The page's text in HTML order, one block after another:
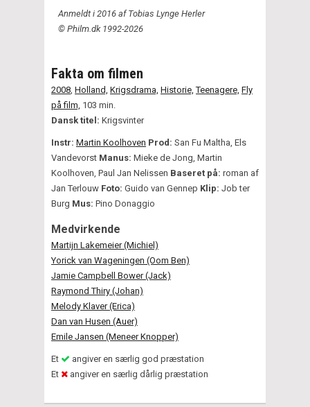
Anmeldt i 2016 af Tobias Lynge Herler
© Philm.dk 1992-2026
Fakta om filmen
2008 Holland, Krigsdrama, Historie, Teenagere, Fly
på film, 103 min.
Dansk titel: Krigsvinter
Instr: Martin Koolhoven Prod: San Fu Maltha, Els
Vandevorst Manus: Mieke de Jong, Martin
Koolhoven, Paul Jan Nelissen Baseret på: roman af
Jan Terlouw Foto: Guido van Gennep Klip: Job ter
Burg Mus: Pino Donaggio
Medvirkende
Martijn Lakemeier (Michiel)
Yorick van Wageningen (Oom Ben)
Jamie Campbell Bower (Jack)
Raymond Thiry (Johan)
Melody Klaver (Erica)
Dan van Husen (Auer)
Emile Jansen (Meneer Knopper)
Et
angiver en særlig god præstation
Et
angiver en særlig dårlig præstation